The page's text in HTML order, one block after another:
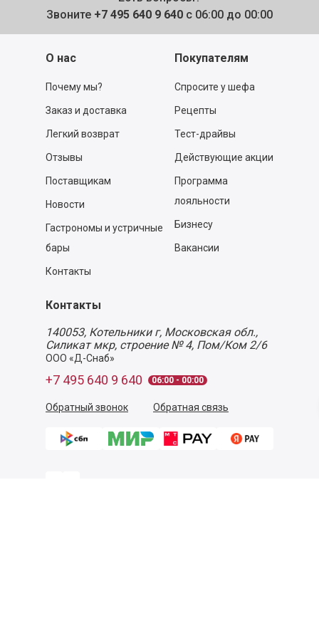
Звоните +7 495 640 9 640 с 06:00 до 00:00
О нас
Почему мы?
Заказ и доставка
Легкий возврат
Отзывы
Поставщикам
Новости
Гастрономы и устричные
бары
Контакты
Покупателям
Спросите у шефа
Рецепты
Тест-драйвы
Действующие акции
Программа
лояльности
Бизнесу
Вакансии
Контакты
140053, Котельники г, Московская обл.,
Силикат мкр, строение № 4, Пом/Ком 2/6
ООО «Д-Снаб»
+7 495 640 9 640 06:00 - 00:00
Обратный звонок Обратная связь